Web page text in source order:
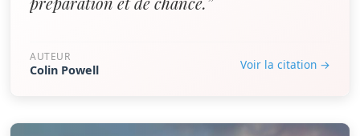
AUTEUR
Colin Powell Voir la citation →